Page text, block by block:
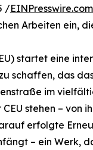
/EINPresswire.com
Arbeiten ein,
startet eine
schaffen, das
im
stehen – von
erfolgte
– ein Werk,